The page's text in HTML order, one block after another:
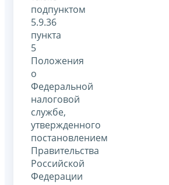
подпунктом
5.9.36
пункта
5
Положения
о
Федеральной
налоговой
службе,
утвержденного
постановлением
Правительства
Российской
Федерации